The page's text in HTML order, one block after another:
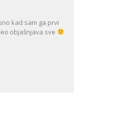
kad sam ga prvi
objašnjava sve